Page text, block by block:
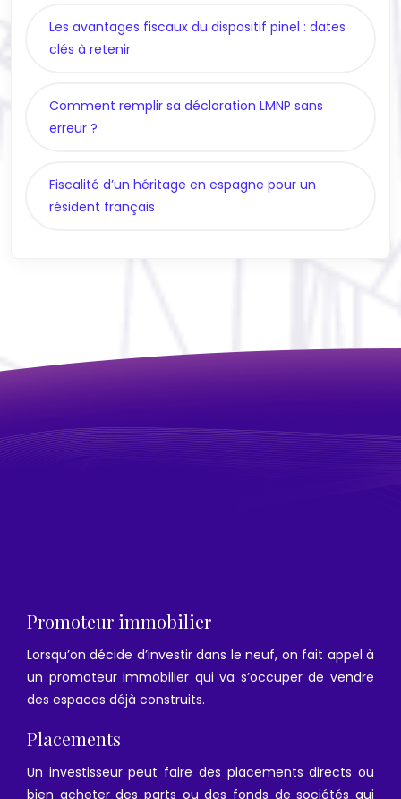
Les avantages fiscaux du dispositif pinel : dates
clés à retenir
Comment remplir sa déclaration LMNP sans
erreur ?
Fiscalité d’un héritage en espagne pour un
résident français
Promoteur immobilier
Lorsqu’on décide d’investir dans le neuf, on fait appel à
un promoteur immobilier qui va s’occuper de vendre
des espaces déjà construits.
Placements
Un investisseur peut faire des placements directs ou
bien acheter des parts ou des fonds de sociétés qui